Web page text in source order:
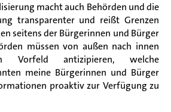
macht auch Behörden und die
transparenter und reißt Grenzen
seitens der Bürgerinnen und Bürger
müssen von außen nach innen
antizipieren, welche
meine Bürgerinnen und Bürger
proaktiv zur Verfügung zu